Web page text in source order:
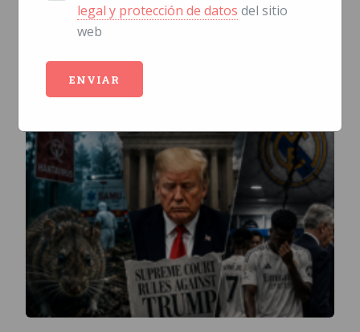
legal y protección de datos del sitio
web